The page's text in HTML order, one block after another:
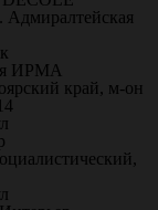
Адмиралтейская
ИРМА
край, м-он